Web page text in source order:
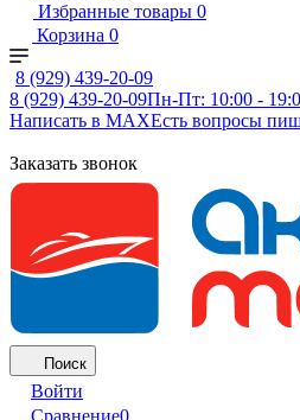
Избранные товары 0
Корзина 0
8 (929) 439-20-09
8 (929) 439-20-09Пн-Пт: 10:00 -
Написать в MAXЕсть вопросы
Заказать звонок
Поиск
Войти
Сравнение0